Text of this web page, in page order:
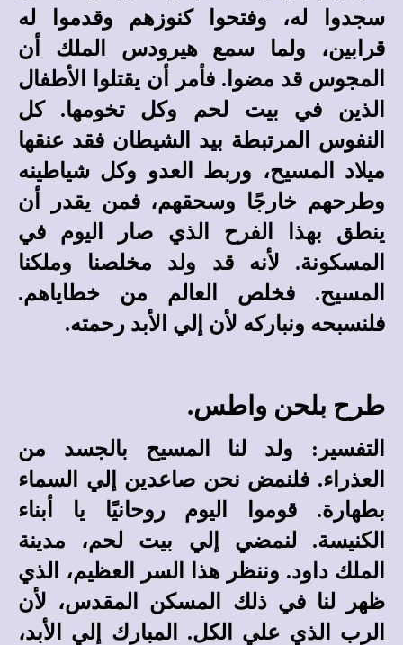
سجدوا له، وفتحوا كنوزهم وقدموا له
قرابين، ولما سمع هيرودس الملك أن
المجوس قد مضوا. فأمر أن يقتلوا الأطفال
الذين في بيت لحم وكل تخومها. كل
النفوس المرتبطة بيد الشيطان فقد عنقها
ميلاد المسيح، وربط العدو وكل شياطينه
وطرحهم خارجًا وسحقهم، فمن يقدر أن
ينطق بهذا الفرح الذي صار اليوم في
المسكونة. لأنه قد ولد مخلصنا وملكنا
المسيح. فخلص العالم من خطاياهم.
فلنسبحه ونباركه لأن إلي الأبد رحمته.
طرح بلحن واطس.
التفسير: ولد لنا المسيح بالجسد من
العذراء. فلنمض نحن صاعدين إلي السماء
بطهارة. قوموا اليوم روحانيًا يا أبناء
الكنيسة. لنمضي إلي بيت لحم، مدينة
الملك داود. وننظر هذا السر العظيم، الذي
ظهر لنا في ذلك المسكن المقدس، لأن
الرب الذي علي الكل. المبارك إلي الأبد،